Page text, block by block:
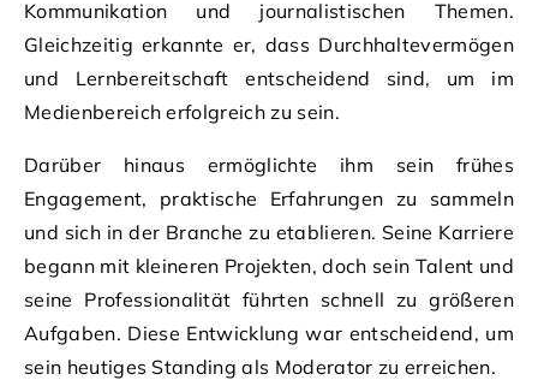
Kommunikation und journalistischen Themen.
Gleichzeitig erkannte er, dass Durchhaltevermögen
und Lernbereitschaft entscheidend sind, um im
Medienbereich erfolgreich zu sein.
Darüber hinaus ermöglichte ihm sein frühes
Engagement, praktische Erfahrungen zu sammeln
und sich in der Branche zu etablieren. Seine Karriere
begann mit kleineren Projekten, doch sein Talent und
seine Professionalität führten schnell zu größeren
Aufgaben. Diese Entwicklung war entscheidend, um
sein heutiges Standing als Moderator zu erreichen.